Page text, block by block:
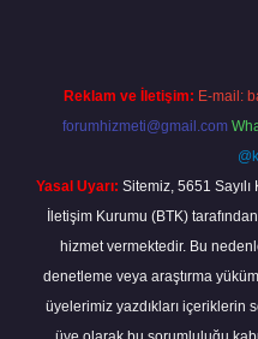
Reklam ve İletişim: E-mail:
forumhizmeti@gmail.com
Yasal Uyarı: Sitemiz, 5651
İletişim Kurumu (BTK)
hizmet vermektedir. Bu
denetleme veya araştırma
üyelerimiz yazdıkları içeriklerin